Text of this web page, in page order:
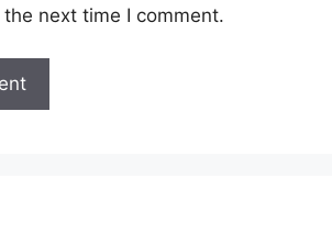
next time I comment.